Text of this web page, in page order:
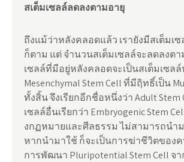
สเต็มเซลล์ลดลงตามอายุ
ถึงแม้ว่าหลังคลอดแล้ว เรายังมีสเต็มเ
ก็ตาม แต่ จำนวนสเต็มเซลล์จะลดลงตา
เซลล์ที่มีอยู่หลังคลอดจะเป็นสเต็มเซลล์
Mesenchymal Stem Cell ที่มีฤิทธิ์เป็น
ทั้งสิ้น จึงเรียกอีกชื่อหนึ่งว่า Adult Stem
เซลล์อื่นเรียกว่า Embryogenic Stem
งกฏหมายและศีลธรรม ไม่สามารถนำม
หากนำมาใช้ ก็จะเป็นการฆ่าชีวิตของ
การพัฒนา Pluripotential Stem Cell จา